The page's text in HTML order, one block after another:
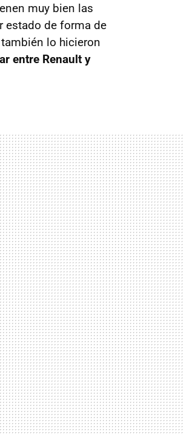
muy bien las
estado de forma de
lo hicieron
entre Renault y